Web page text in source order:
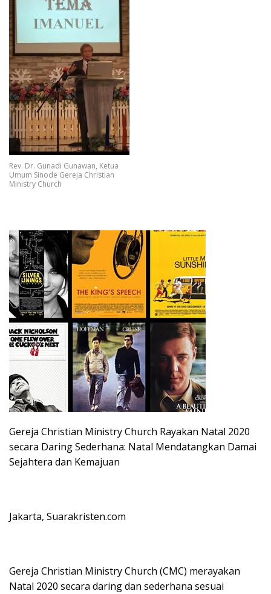
Rev. Dr. Gunadi Gunawan, Ketua
Umum Sinode Gereja Christian
Ministry Church
Gereja Christian Ministry Church Rayakan Natal 2020
secara Daring Sederhana: Natal Mendatangkan Damai
Sejahtera dan Kemajuan
Jakarta, Suarakristen.com
Gereja Christian Ministry Church (CMC) merayakan
Natal 2020 secara daring dan sederhana sesuai